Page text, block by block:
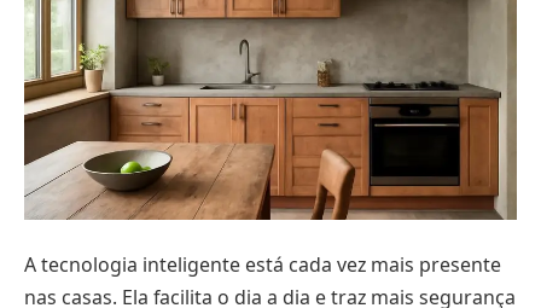
A tecnologia inteligente está cada vez mais presente
nas casas. Ela facilita o dia a dia e traz mais segurança